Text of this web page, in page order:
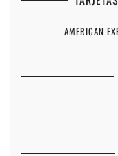
AMERICAN